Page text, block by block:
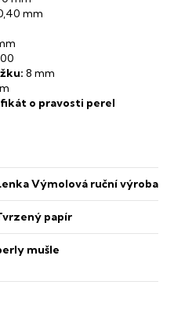
mm
8 mm
o pravosti perel
Výmolová ruční výroba
papír
mušle